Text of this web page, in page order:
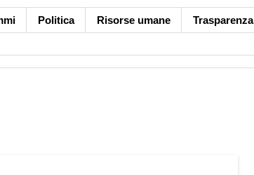
Politica Risorse umane Trasparenza